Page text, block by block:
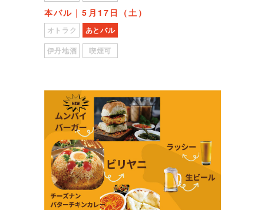
本バル｜5月17日（土）
オトラク
あとバル
伊丹地酒
喫煙可